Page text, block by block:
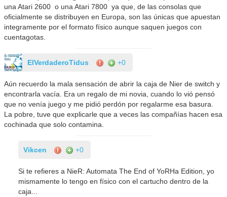
una Atari 2600 o una Atari 7800 ya que, de las consolas que
oficialmente se distribuyen en Europa, son las únicas que apuestan
integramente por el formato físico aunque saquen juegos con
cuentagotas.
ElVerdaderoTidus +0
Aún recuerdo la mala sensación de abrir la caja de Nier de switch y
encontrarla vacía. Era un regalo de mi novia, cuando lo vió pensó
que no venía juego y me pidió perdón por regalarme esa basura.
La pobre, tuve que explicarle que a veces las compañías hacen esa
cochinada que solo contamina.
Vikcen +0
Si te refieres a NieR: Automata The End of YoRHa Edition, yo
mismamente lo tengo en físico con el cartucho dentro de la
caja...